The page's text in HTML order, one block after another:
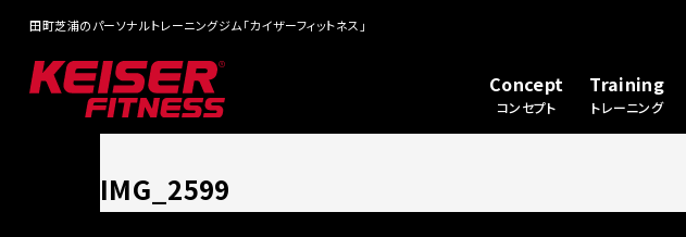
田町芝浦のパーソナルトレーニングジム「カイザーフィットネス」
Concept
コンセプト
Training
トレーニング
IMG_2599